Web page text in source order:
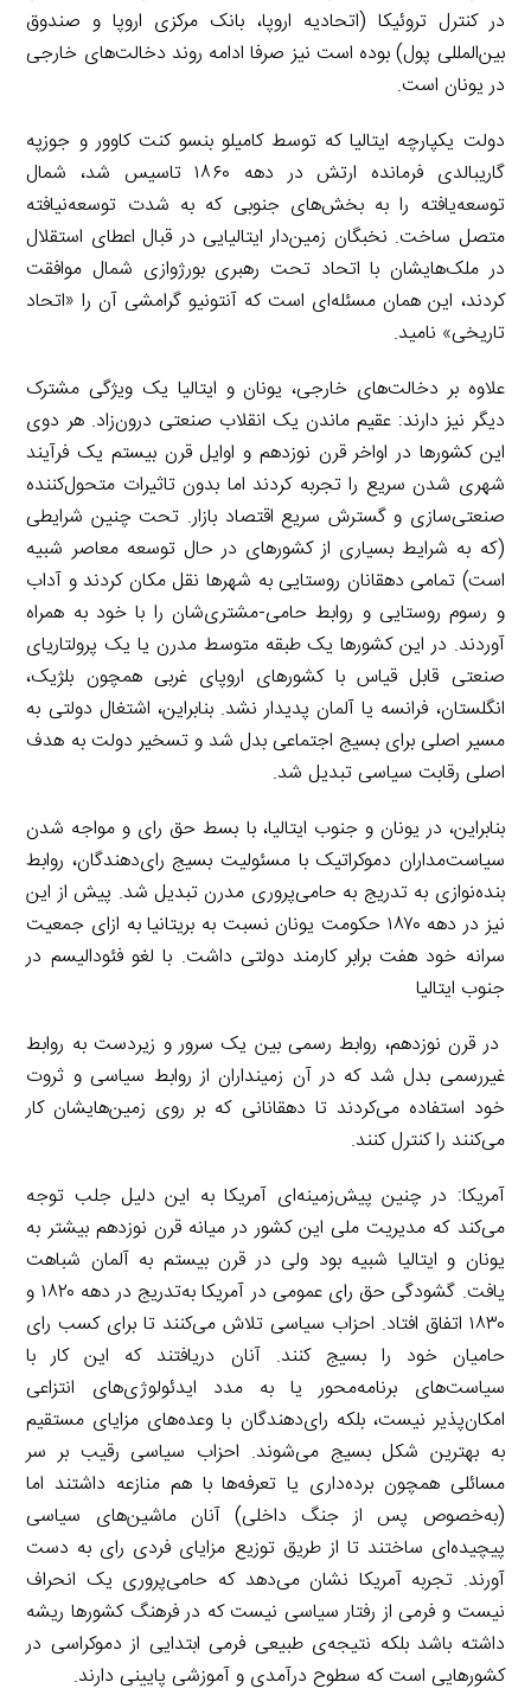
در کنترل تروئیکا (اتحادیه اروپا، بانک مرکزی اروپا و صندوق
بین‌المللی پول) بوده است نیز صرفا ادامه روند دخالت‌های خارجی
در یونان است.
دولت یکپارچه ایتالیا که توسط کامیلو بنسو کنت کاوور و جوزپه
گاریبالدی فرمانده ارتش در دهه ۱۸۶۰ تاسیس شد، شمال
توسعه‌یافته را به بخش‌های جنوبی که به شدت توسعه‌نیافته
متصل ساخت. نخبگان زمین‌دار ایتالیایی در قبال اعطای استقلال
در ملک‌هایشان با اتحاد تحت رهبری بورژوازی شمال موافقت
کردند، این همان مسئله‌ای است که آنتونیو گرامشی آن را «اتحاد
تاریخی» نامید.
علاوه بر دخالت‌های خارجی، یونان و ایتالیا یک ویژگی مشترک
دیگر نیز دارند: عقیم ماندن یک انقلاب صنعتی درون‌زاد. هر دوی
این کشورها در اواخر قرن نوزدهم و اوایل قرن بیستم یک فرآیند
شهری شدن سریع را تجربه کردند اما بدون تاثیرات متحول‌کننده
صنعتی‌سازی و گسترش سریع اقتصاد بازار. تحت چنین شرایطی
(که به شرایط بسیاری از کشورهای در حال توسعه معاصر شبیه
است) تمامی دهقانان روستایی به شهرها نقل مکان کردند و آداب
و رسوم روستایی و روابط حامی-مشتری‌شان را با خود به همراه
آوردند. در این کشورها یک طبقه متوسط مدرن یا یک پرولتاریای
صنعتی قابل قیاس با کشورهای اروپای غربی همچون بلژیک،
انگلستان، فرانسه یا آلمان پدیدار نشد. بنابراین، اشتغال دولتی به
مسیر اصلی برای بسیج اجتماعی بدل شد و تسخیر دولت به هدف
اصلی رقابت سیاسی تبدیل شد.
بنابراین، در یونان و جنوب ایتالیا، با بسط حق رای و مواجه شدن
سیاست‌مداران دموکراتیک با مسئولیت بسیج رای‌دهندگان، روابط
بنده‌نوازی به تدریج به حامی‌پروری مدرن تبدیل شد. پیش از این
نیز در دهه ۱۸۷۰ حکومت یونان نسبت به بریتانیا به ازای جمعیت
سرانه خود هفت برابر کارمند دولتی داشت. با لغو فئودالیسم در
جنوب ایتالیا
در قرن نوزدهم، روابط رسمی بین یک سرور و زیردست به روابط
غیررسمی بدل شد که در آن زمینداران از روابط سیاسی و ثروت
خود استفاده می‌کردند تا دهقانانی که بر روی زمین‌هایشان کار
می‌کنند را کنترل کنند.
آمریکا: در چنین پیش‌زمینه‌ای آمریکا به این دلیل جلب توجه
می‌کند که مدیریت ملی این کشور در میانه قرن نوزدهم بیشتر به
یونان و ایتالیا شبیه بود ولی در قرن بیستم به آلمان شباهت
یافت. گشودگی حق رای عمومی در آمریکا به‌تدریج در دهه ۱۸۲۰ و
۱۸۳۰ اتفاق افتاد. احزاب سیاسی تلاش می‌کنند تا برای کسب رای
حامیان خود را بسیج کنند. آنان دریافتند که این کار با
سیاست‌های برنامه‌محور یا به مدد ایدئولوژی‌های انتزاعی
امکان‌پذیر نیست، بلکه رای‌دهندگان با وعده‌های مزایای مستقیم
به بهترین شکل بسیج می‌شوند. احزاب سیاسی رقیب بر سر
مسائلی همچون برده‌داری یا تعرفه‌ها با هم منازعه داشتند اما
(به‌خصوص پس از جنگ داخلی) آنان ماشین‌های سیاسی
پیچیده‌ای ساختند تا از طریق توزیع مزایای فردی رای به دست
آورند. تجربه آمریکا نشان می‌دهد که حامی‌پروری یک انحراف
نیست و فرمی از رفتار سیاسی نیست که در فرهنگ کشورها ریشه
داشته باشد بلکه نتیجه‌ی طبیعی فرمی ابتدایی از دموکراسی در
کشورهایی است که سطوح درآمدی و آموزشی پایینی دارند.